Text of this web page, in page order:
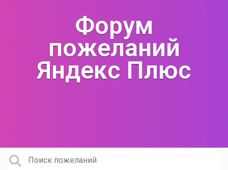
Форум
пожеланий
Яндекс Плюс